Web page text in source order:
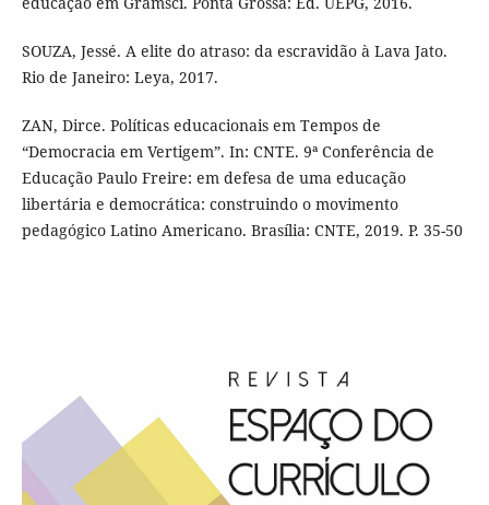
SOUZA, Jessé. A elite do atraso: da escravidão à Lava Jato.
Rio de Janeiro: Leya, 2017.
ZAN, Dirce. Políticas educacionais em Tempos de
“Democracia em Vertigem”. In: CNTE. 9ª Conferência de
Educação Paulo Freire: em defesa de uma educação
libertária e democrática: construindo o movimento
pedagógico Latino Americano. Brasília: CNTE, 2019. P. 35-50